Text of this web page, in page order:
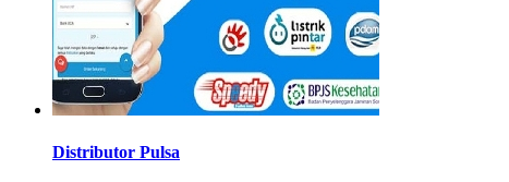
Distributor Pulsa